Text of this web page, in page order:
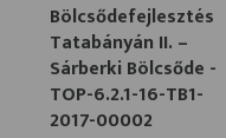
Bölcsődefejlesztés
Tatabányán II. –
Sárberki Bölcsőde -
TOP-6.2.1-16-TB1-
2017-00002